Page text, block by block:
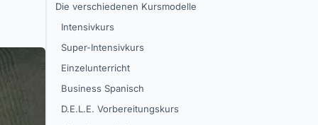
Die verschiedenen Kursmodelle
Intensivkurs
Super-Intensivkurs
Einzelunterricht
Business Spanisch
D.E.L.E. Vorbereitungskurs